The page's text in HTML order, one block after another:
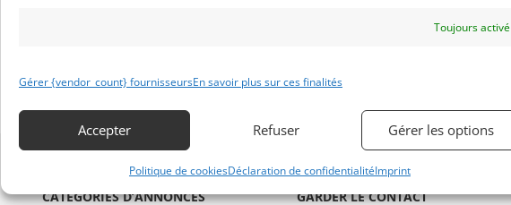
Toujours activé
Gérer {vendor_count} fournisseursEn savoir plus sur ces finalités
Accepter Refuser Gérer les options
Politique de cookiesDéclaration de confidentialitéImprint
CATÉGORIES D’ANNONCES
GARDER LE CONTACT